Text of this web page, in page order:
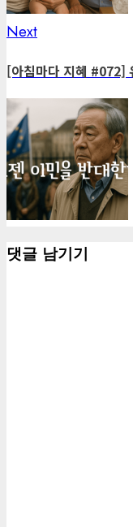
NextNext
[아침마다 지혜 #072]
댓글 남기기